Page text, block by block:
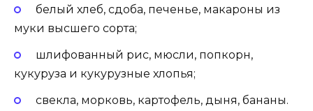
белый хлеб, сдоба, печенье, макароны из
муки высшего сорта;
шлифованный рис, мюсли, попкорн,
кукуруза и кукурузные хлопья;
свекла, морковь, картофель, дыня, бананы.